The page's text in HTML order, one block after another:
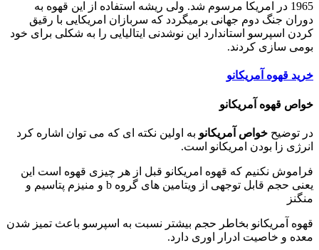
1965 در امریکا مرسوم شد. ولی ریشه استفاده از این قهوه به
دوران جنگ دوم جهانی برمیگردد که سربازان امریکایی با رقیق
کردن اسپرسو استاندارد این نوشدنی ایتالیایی را به شکلی برای خود
بومی سازی کردند.
خرید قهوه آمریکانو
خواص قهوه آمریکانو
در توضیح خواص آمریکانو به اولین نکته ای که می توان اشاره کرد
انرژی زا بودن امریکانو است.
فراموش نکنیم که قهوه امریکانو قبل از هر چیزی قهوه است این
یعنی حجم قابل توجهی از ویتامین های گروه b و منیزم پتاسیم و
منگنز
قهوه آمریکانو بخاطر حجم بیشتر نسبت به اسپرسو باعث تمیز شدن
معده و خاصیت ادرار اوری دارد.